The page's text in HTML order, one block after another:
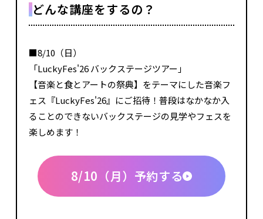
どんな講座をするの？
■8/10（日）
「LuckyFes'26 バックステージツアー」
【音楽と食とアートの祭典】をテーマにした音楽フ
ェス『LuckyFes'26』にご招待！普段はなかなか入
ることのできないバックステージの見学やフェスを
楽しめます！
8/10（月）予約する